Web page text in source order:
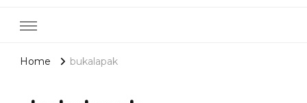
Home bukalapak